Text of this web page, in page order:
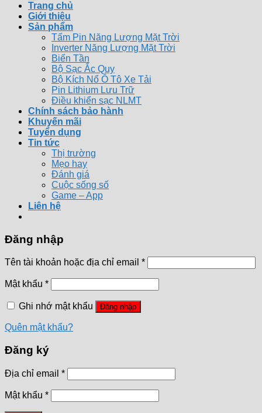
Trang chủ
Giới thiệu
Sản phẩm
Tấm Pin Năng Lượng Mặt Trời
Inverter Năng Lượng Mặt Trời
Biến Tần
Bộ Sạc Ắc Quy
Bộ Kích Nổ Ô Tô Xe Tải
Pin Lithium Lưu Trữ
Điều khiển sạc NLMT
Chính sách bảo hành
Khuyến mãi
Tuyển dụng
Tin tức
Thị trường
Mẹo hay
Đánh giá
Cuộc sống số
Game – App
Liên hệ
Đăng nhập
Tên tài khoản hoặc địa chỉ email *
Mật khẩu *
Ghi nhớ mật khẩu Đăng nhập
Quên mật khẩu?
Đăng ký
Địa chỉ email *
Mật khẩu *